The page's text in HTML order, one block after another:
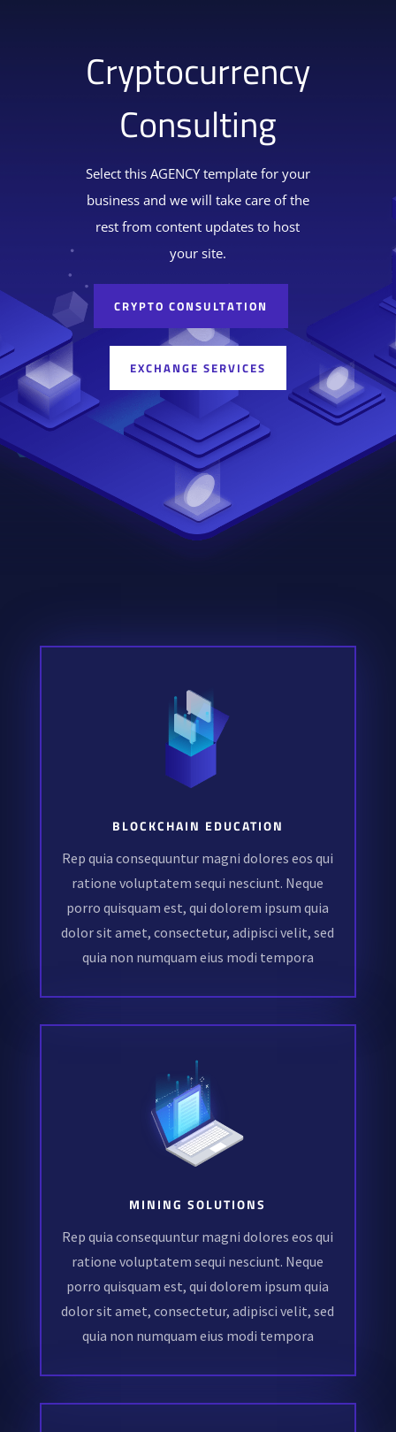
Cryptocurrency
Consulting
Select this AGENCY template for your
business and we will take care of the
rest from content updates to host
your site.
CRYPTO CONSULTATION
EXCHANGE SERVICES
BLOCKCHAIN EDUCATION
Rep quia consequuntur magni dolores eos qui
ratione voluptatem sequi nesciunt. Neque
porro quisquam est, qui dolorem ipsum quia
dolor sit amet, consectetur, adipisci velit, sed
quia non numquam eius modi tempora
MINING SOLUTIONS
Rep quia consequuntur magni dolores eos qui
ratione voluptatem sequi nesciunt. Neque
porro quisquam est, qui dolorem ipsum quia
dolor sit amet, consectetur, adipisci velit, sed
quia non numquam eius modi tempora